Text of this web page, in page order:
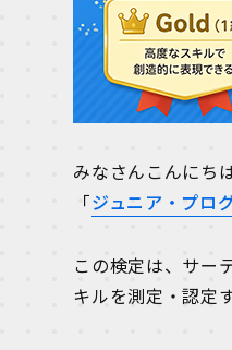
みなさんこんにち
「ジュニア・プロ
この検定は、サー
キルを測定・認定